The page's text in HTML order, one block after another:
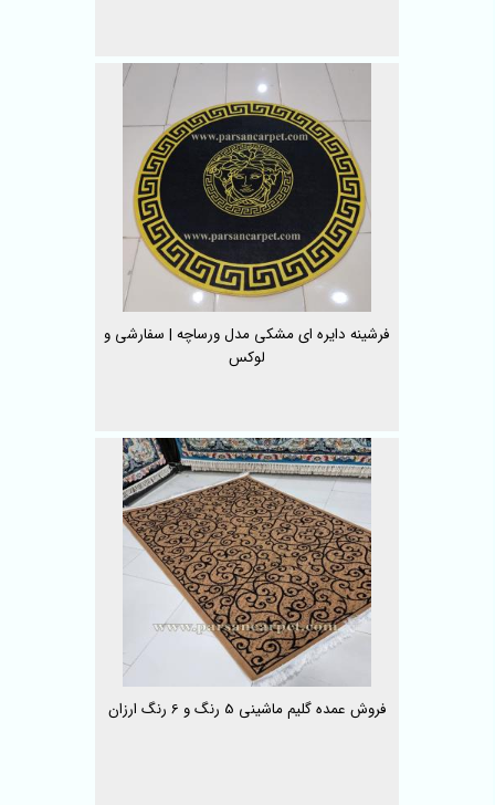
فرشینه دایره ای مشکی مدل ورساچه | سفارشی و
لوکس
فروش عمده گلیم ماشینی 5 رنگ و 6 رنگ ارزان